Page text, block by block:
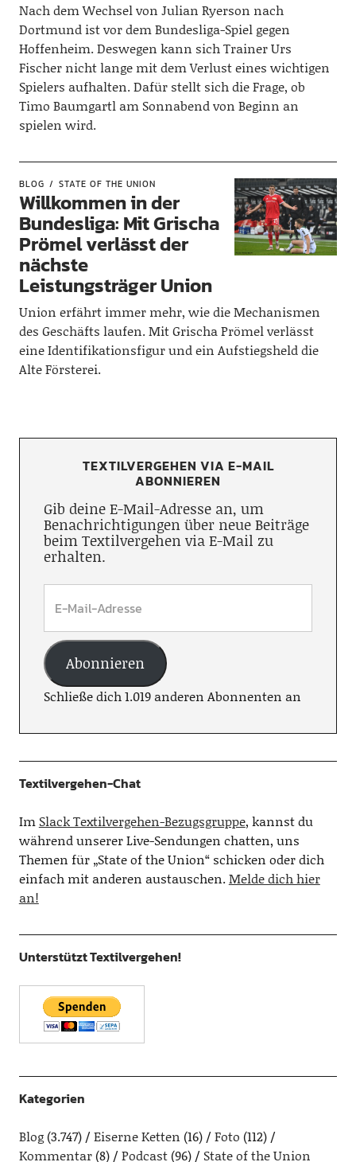
Nach dem Wechsel von Julian Ryerson nach
Dortmund ist vor dem Bundesliga-Spiel gegen
Hoffenheim. Deswegen kann sich Trainer Urs
Fischer nicht lange mit dem Verlust eines wichtigen
Spielers aufhalten. Dafür stellt sich die Frage, ob
Timo Baumgartl am Sonnabend von Beginn an
spielen wird.
BLOG STATE OF THE UNION
Willkommen in der
Bundesliga: Mit Grischa
Prömel verlässt der
nächste
Leistungsträger Union
Union erfährt immer mehr, wie die Mechanismen
des Geschäfts laufen. Mit Grischa Prömel verlässt
eine Identifikationsfigur und ein Aufstiegsheld die
Alte Försterei.
TEXTILVERGEHEN VIA E-MAIL
ABONNIEREN
Gib deine E-Mail-Adresse an, um
Benachrichtigungen über neue Beiträge
beim Textilvergehen via E-Mail zu
erhalten.
Abonnieren
Schließe dich 1.019 anderen Abonnenten an
Textilvergehen-Chat
Im Slack Textilvergehen-Bezugsgruppe, kannst du
während unserer Live-Sendungen chatten, uns
Themen für „State of the Union“ schicken oder dich
einfach mit anderen austauschen.Melde dich hier
an!
Unterstützt Textilvergehen!
Kategorien
Blog(3.747) Eiserne Ketten (16) Foto (112)
Kommentar(8) Podcast(96) State of the Union